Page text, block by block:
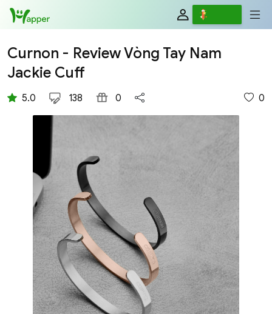
Curnon - Review Vòng Tay Nam
Jackie Cuff
5.0 138 0 0